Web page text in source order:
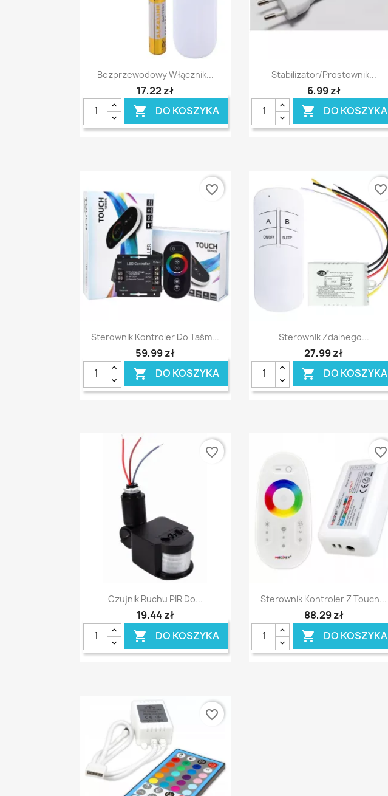
Szybki podgląd
Bezprzewodowy Włącznik...
17,22 zł
 DO KOSZYKA
Szybki podgląd
Stabilizator/prostownik...
6,99 zł
 DO KOSZYKA
Szybki podgląd
Sterownik Kontroler Do Taśm...
59,99 zł
 DO KOSZYKA
favorite_border
Szybki podgląd
Sterownik Zdalnego...
27,99 zł
 DO KOSZYKA
favorite_border
Szybki podgląd
Czujnik Ruchu PIR Do...
19,44 zł
 DO KOSZYKA
favorite_border
Szybki podgląd
Sterownik Kontroler Z Touch...
88,29 zł
 DO KOSZYKA
favorite_border
favorite_border